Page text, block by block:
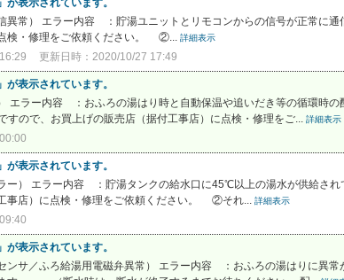
が表示されています。
常） エラー内容 ：貯湯ユニットとリモコンからの信号が正常に
検・修理をご依頼ください。 ②... 詳細表示
更新日時：2020/10/27 17:49
が表示されています。
） エラー内容 ：おふろの湯はり時と自動保温や追いだき等
ので、お買上げの販売店（据付工事店）に点検・修理をご... 詳細表示
が表示されています。
ー） エラー内容 ：貯湯タンクの給水口に45℃以上の湯水が供給さ
事店）に点検・修理をご依頼ください。 ②それ... 詳細表示
が表示されています。
ンサ／ふろ給湯用電磁弁異常） エラー内容 ：おふろの湯はりに異